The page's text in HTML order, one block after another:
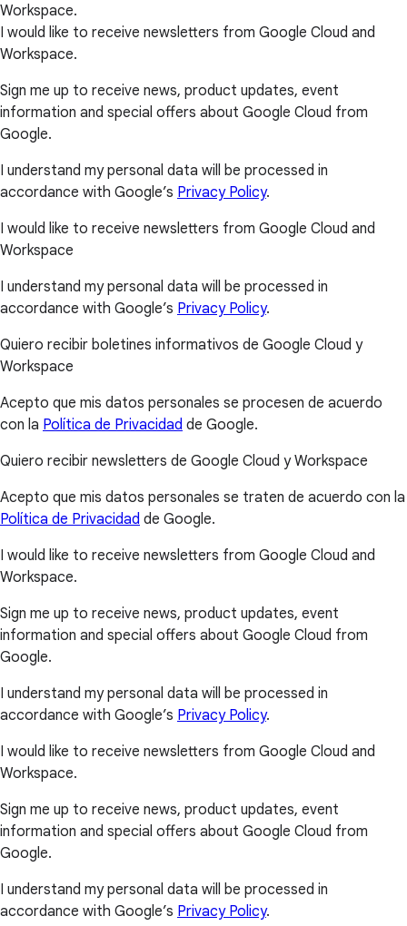
Workspace.
I would like to receive newsletters from Google Cloud and
Workspace.
Sign me up to receive news, product updates, event
information and special offers about Google Cloud from
Google.
I understand my personal data will be processed in
accordance with Google’s Privacy Policy.
I would like to receive newsletters from Google Cloud and
Workspace
I understand my personal data will be processed in
accordance with Google’s Privacy Policy.
Quiero recibir boletines informativos de Google Cloud y
Workspace
Acepto que mis datos personales se procesen de acuerdo
con la Política de Privacidad de Google.
Quiero recibir newsletters de Google Cloud y Workspace
Acepto que mis datos personales se traten de acuerdo con la
Política de Privacidad de Google.
I would like to receive newsletters from Google Cloud and
Workspace.
Sign me up to receive news, product updates, event
information and special offers about Google Cloud from
Google.
I understand my personal data will be processed in
accordance with Google’s Privacy Policy.
I would like to receive newsletters from Google Cloud and
Workspace.
Sign me up to receive news, product updates, event
information and special offers about Google Cloud from
Google.
I understand my personal data will be processed in
accordance with Google’s Privacy Policy.